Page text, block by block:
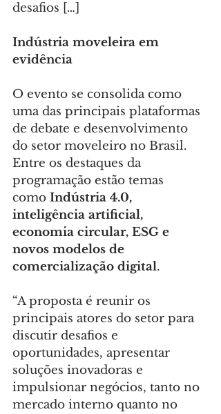
desafios […]
Indústria moveleira em
evidência
O evento se consolida como
uma das principais plataformas
de debate e desenvolvimento
do setor moveleiro no Brasil.
Entre os destaques da
programação estão temas
como Indústria 4.0,
inteligência artificial,
economia circular, ESG e
novos modelos de
comercialização digital.
“A proposta é reunir os
principais atores do setor para
discutir desafios e
oportunidades, apresentar
soluções inovadoras e
impulsionar negócios, tanto no
mercado interno quanto no